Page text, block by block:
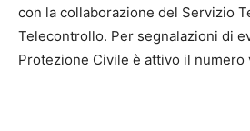
con la collaborazione del Servizio
Telecontrollo. Per segnalazioni di
Protezione Civile è attivo il numero